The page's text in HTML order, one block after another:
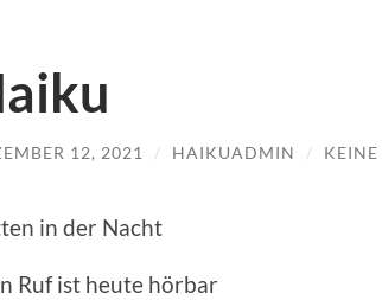
12, 2021 / HAIKUADMIN /
in der Nacht
Ruf ist heute hörbar